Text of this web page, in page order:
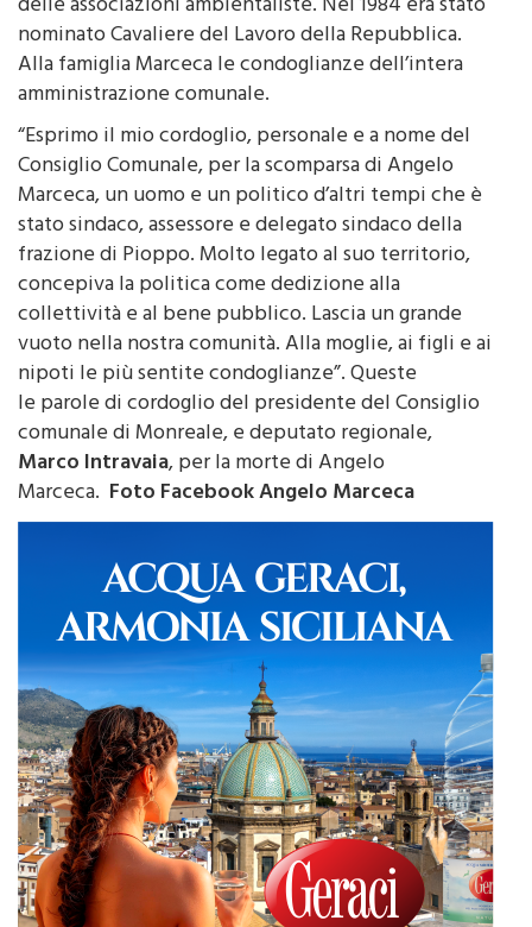
fare da Cicerone durante le visite guidate da parte
delle associazioni ambientaliste. Nel 1984 era stato
nominato Cavaliere del Lavoro della Repubblica.
Alla famiglia Marceca le condoglianze dell’intera
amministrazione comunale.
“Esprimo il mio cordoglio, personale e a nome del
Consiglio Comunale, per la scomparsa di Angelo
Marceca, un uomo e un politico d’altri tempi che è
stato sindaco, assessore e delegato sindaco della
frazione di Pioppo. Molto legato al suo territorio,
concepiva la politica come dedizione alla
collettività e al bene pubblico. Lascia un grande
vuoto nella nostra comunità. Alla moglie, ai figli e ai
nipoti le più sentite condoglianze”. Queste
le parole di cordoglio del presidente del Consiglio
comunale di Monreale, e deputato regionale,
Marco Intravaia, per la morte di Angelo
Marceca.Foto Facebook Angelo Marceca